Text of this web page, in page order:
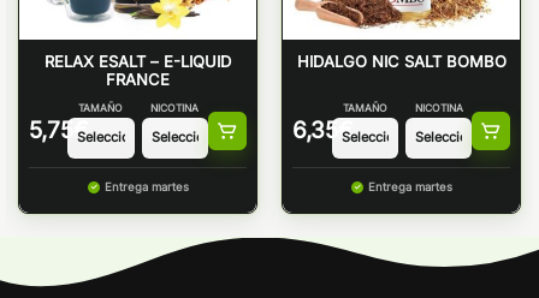
RELAX ESALT – E-LIQUID
FRANCE
5,75 €
TAMAÑO NICOTINA
Entrega martes
HIDALGO NIC SALT BOMBO
6,35 €
TAMAÑO NICOTINA
Entrega martes